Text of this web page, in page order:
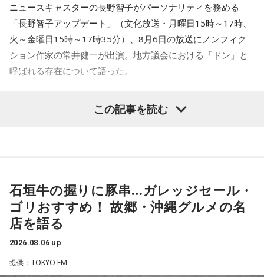
大阪公演の前の日もお仕事だったんですけど、そのお仕事が
終わったらすぐ大阪に帰って、ちょっとだけ（愛猫の）まろ
んにも会えたんですよ。それで、その次の日にライブをし
て、家族が観に来てくれて、帰ったという大阪ライフでした
ね。
「551の豚まんがあるとき？ ないとき？」っていうCMがある
リスナーちゃんはそのことを言ってくれていて、それも楽し
かった！ 私も大阪に行く前から「みんなでやれたら楽しいだ
ろうな」と思っていたから、そういうこともできて楽しかっ
たですね！ 来てくれてありがとう！
この日の放送をradikoタイムフリーで聴く
ニュースキャスターの長野智子がパーソナリティを務める
「長野智子アップデート」（文化放送・月曜日15時～17時、
火～金曜日15時～17時35分）、8月6日の放送にノンフィク
ション作家の常井健一が出演。地方議会における「ドン」と
呼ばれる存在について語った。
長ポストをめぐる現金授受疑惑です。その渦中にいる藏内勇
常井健一「『ドン』はスペイン語に由来する外来語です。ボ
スよりもさらにスケールの大きな権力者を示す言葉として定
着しました。いま、ドンとして注目されるのが福岡県議会の
藏内議長。福岡県内には一昔前から『福岡三国志』という言
葉がありまして。現在は麻生太郎さん、武田良太さん、そし
て藏内さんが熾烈な権力闘争を繰り広げています」
この記事を読む
石垣牛の握りに豚串…ガレッジセール・
ゴリおすすめ！ 故郷・沖縄グルメの名
店を語る
2026.08.06 up
提供：TOKYO FM